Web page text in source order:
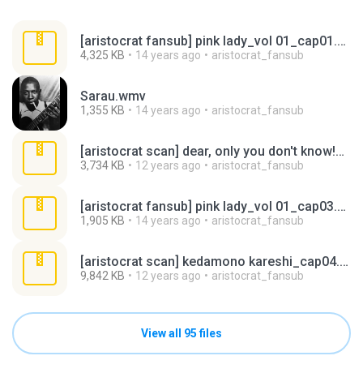
[aristocrat fansub] pink lady_vol 01_cap01.zip
4,325 KB 14 years ago aristocrat_fansub
Sarau.wmv
1,355 KB 14 years ago aristocrat_fansub
[aristocrat scan] dear, only you don't know!_cap 01.rar
3,734 KB 12 years ago aristocrat_fansub
[aristocrat fansub] pink lady_vol 01_cap03.zip
1,905 KB 14 years ago aristocrat_fansub
[aristocrat scan] kedamono kareshi_cap04.rar
9,842 KB 12 years ago aristocrat_fansub
View all 95 files